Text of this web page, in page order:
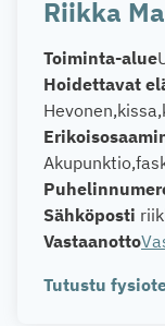
Riikka
Toiminta-alue
Hoidettavat
Hevonen kissa
Akupunktio
Sähköposti
Vastaanotto
Tutustu